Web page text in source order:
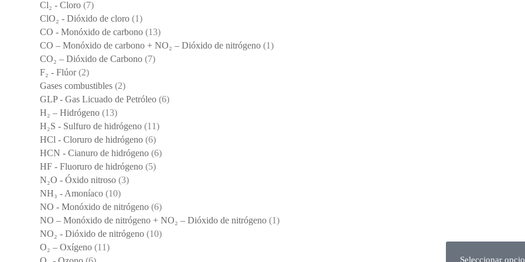
Cl₂ - Cloro (7)
ClO₂ - Dióxido de cloro (1)
CO - Monóxido de carbono (13)
CO – Monóxido de carbono + NO₂ – Dióxido de nitrógeno (1)
CO₂ – Dióxido de Carbono (7)
F₂ - Flúor (2)
Gases combustibles (2)
GLP - Gas Licuado de Petróleo (6)
H₂ – Hidrógeno (13)
H₂S - Sulfuro de hidrógeno (11)
HCl - Cloruro de hidrógeno (6)
HCN - Cianuro de hidrógeno (6)
HF - Fluoruro de hidrógeno (5)
N₂O - Óxido nitroso (3)
NH₃ - Amoníaco (10)
NO - Monóxido de nitrógeno (6)
NO – Monóxido de nitrógeno + NO₂ – Dióxido de nitrógeno (1)
NO₂ - Dióxido de nitrógeno (10)
O₂ – Oxígeno (11)
Seleccionar